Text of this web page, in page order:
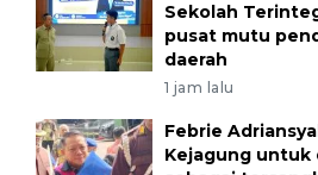
Sekolah
pusat mutu
daerah
1 jam lalu
Febrie
Kejagung untuk